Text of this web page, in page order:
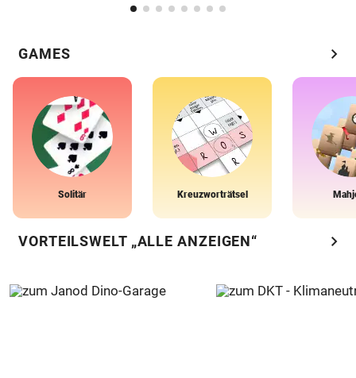
GAMES chevron_right
Solitär Kreuzworträtsel
VORTEILSWELT „ALLE ANZEIGEN“ chevron_right